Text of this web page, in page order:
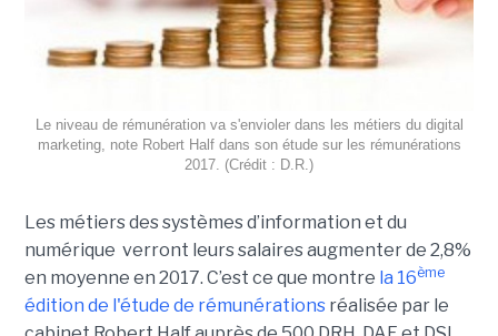
Le niveau de rémunération va s'envioler dans les métiers du digital
marketing, note Robert Half dans son étude sur les rémunérations
2017. (Crédit : D.R.)
Les métiers des systèmes d’information et du
numérique verront leurs salaires augmenter de 2,8%
en moyenne en 2017. C’est ce que montre la 16ème
édition de l'étude de rémunérationsréalisée par le